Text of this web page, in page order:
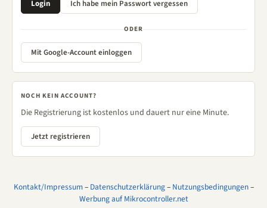
ODER
Mit Google-Account einloggen
NOCH KEIN ACCOUNT?
Die Registrierung ist kostenlos und dauert nur eine Minute.
Jetzt registrieren
Kontakt/Impressum– Datenschutzerklärung– Nutzungsbedingungen–
Werbung auf Mikrocontroller.net